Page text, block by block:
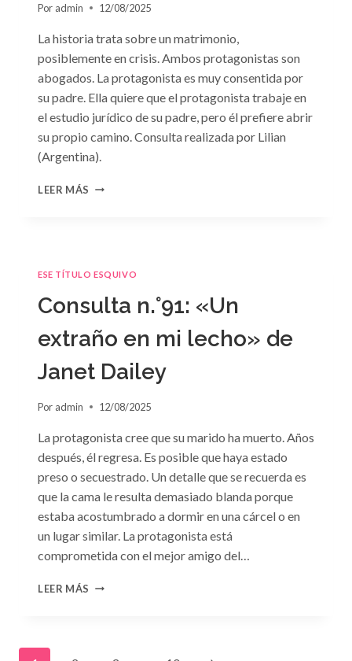
BAIRD
Por admin 12/08/2025
La historia trata sobre un matrimonio,
posiblemente en crisis. Ambos protagonistas son
abogados. La protagonista es muy consentida por
su padre. Ella quiere que el protagonista trabaje en
el estudio jurídico de su padre, pero él prefiere abrir
su propio camino. Consulta realizada por Lilian
(Argentina).
LEER MÁS CONSULTA
ESE TÍTULO ESQUIVO
Consulta n.°91: «Un
extraño en mi lecho» de
Janet Dailey
Por admin 12/08/2025
La protagonista cree que su marido ha muerto. Años
después, él regresa. Es posible que haya estado
preso o secuestrado. Un detalle que se recuerda es
que la cama le resulta demasiado blanda porque
estaba acostumbrado a dormir en una cárcel o en
un lugar similar. La protagonista está
comprometida con el mejor amigo del…
LEER MÁS CONSULTA